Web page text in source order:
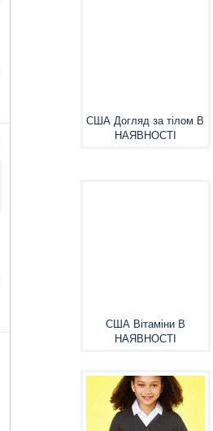
США Догляд за тілом В
НАЯВНОСТІ
США Вітаміни В
НАЯВНОСТІ